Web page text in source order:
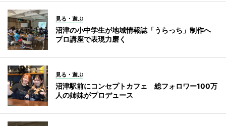
見る・遊ぶ
沼津の小中学生が地域情報誌「うらっち」制作へ
プロ講座で表現力磨く
見る・遊ぶ
沼津駅前にコンセプトカフェ 総フォロワー100万
人の姉妹がプロデュース